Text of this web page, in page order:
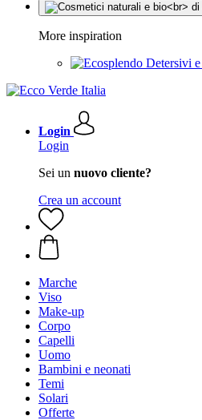
More inspiration
Detersivi
Login
Login
Sei un nuovo cliente?
Crea un account
Marche
Viso
Make-up
Corpo
Capelli
Uomo
Bambini e neonati
Temi
Solari
Offerte